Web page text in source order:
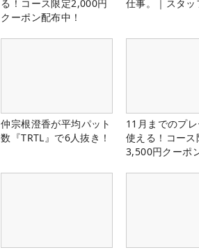
る！コース限定2,000円
クーポン配布中！
仕事。｜スタ
仲宗根澄香が平均パット
数『TRTL』で6人抜き！
11月までのプ
使える！コース
3,500円クーポ